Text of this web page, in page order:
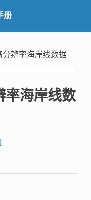
册
分辨率海岸线数据
率海岸线数